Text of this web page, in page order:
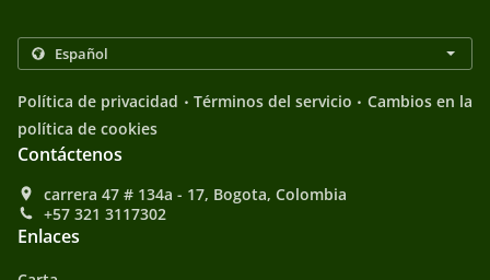
Política de privacidad . Términos del servicio . Cambios en la
política de cookies
Contáctenos
carrera 47 # 134a - 17, Bogota, Colombia
+57 321 3117302
Enlaces